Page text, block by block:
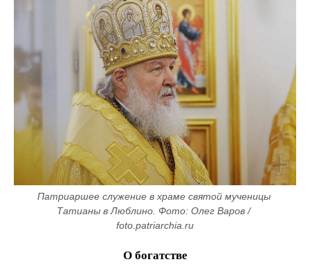
Патриаршее служение в храме святой мученицы
Татианы в Люблино. Фото: Олег Варов /
foto.patriarchia.ru
О богатстве